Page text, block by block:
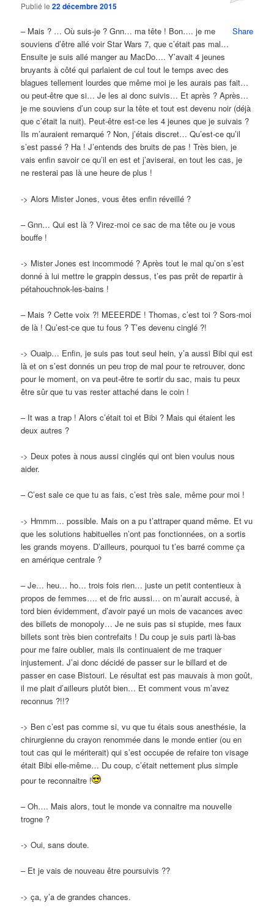
Publié le22 décembre 2015
Share
– Mais ? … Où suis-je ? Gnn… ma tête ! Bon…. je me
souviens d’être allé voir Star Wars 7, que c’était pas mal…
Ensuite je suis allé manger au MacDo…. Y’avait 4 jeunes
bruyants à côté qui parlaient de cul tout le temps avec des
blagues tellement lourdes que même moi je les aurais pas fait…
ou peut-être que si… Je les ai donc suivis… Et après ? Après…
je me souviens d’un coup sur la tête et tout est devenu noir (déjà
que c’était la nuit). Peut-être est-ce les 4 jeunes que je suivais ?
Ils m’auraient remarqué ? Non, j’étais discret… Qu’est-ce qu’il
s’est passé ? Ha ! J’entends des bruits de pas ! Très bien, je
vais enfin savoir ce qu’il en est et j’aviserai, en tout les cas, je
ne resterai pas là une heure de plus !
-> Alors Mister Jones, vous êtes enfin réveillé ?
– Gnn… Qui est là ? Virez-moi ce sac de ma tête ou je vous
bouffe !
-> Mister Jones est incommodé ? Après tout le mal qu’on s’est
donné à lui mettre le grappin dessus, t’es pas prêt de repartir à
pétahouchnok-les-bains !
– Mais ? Cette voix ?! MEEERDE ! Thomas, c’est toi ? Sors-moi
de là ! Qu’est-ce que tu fous ? T’es devenu cinglé ?!
-> Ouaip… Enfin, je suis pas tout seul hein, y’a aussi Bibi qui est
là et on s’est donnés un peu trop de mal pour te retrouver, donc
pour le moment, on va peut-être te sortir du sac, mais tu peux
être sûr que tu vas rester attaché dans le coin !
– It was a trap ! Alors c’était toi et Bibi ? Mais qui étaient les
deux autres ?
-> Deux potes à nous aussi cinglés qui ont bien voulus nous
aider.
– C’est sale ce que tu as fais, c’est très sale, même pour moi !
-> Hmmm… possible. Mais on a pu t’attraper quand même. Et vu
que les solutions habituelles n’ont pas fonctionnées, on a sortis
les grands moyens. D’ailleurs, pourquoi tu t’es barré comme ça
en amérique centrale ?
– Je… heu… ho… trois fois rien… juste un petit contentieux à
propos de femmes…. et de fric aussi… on m’aurait accusé, à
tord bien évidemment, d’avoir payé un mois de vacances avec
des billets de monopoly… Je ne suis pas si stupide, mes faux
billets sont très bien contrefaits ! Du coup je suis parti là-bas
pour me faire oublier, mais ils continuaient de me traquer
injustement. J’ai donc décidé de passer sur le billard et de
passer en case Bistouri. Le résultat est pas mauvais à mon goût,
il me plait d’ailleurs plutôt bien… Et comment vous m’avez
reconnus ?!!?
-> Ben c’est pas comme si, vu que tu étais sous anesthésie, la
chirurgienne du crayon renommée dans le monde entier (ou en
tout cas qui le mériterait) qui s’est occupée de refaire ton visage
était Bibi elle-même… Du coup, c’était nettement plus simple
pour te reconnaitre !
– Oh…. Mais alors, tout le monde va connaitre ma nouvelle
trogne ?
-> Oui, sans doute.
– Et je vais de nouveau être poursuivis ??
-> ça, y’a de grandes chances.